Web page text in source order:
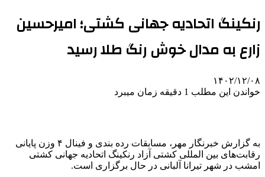
رنکینگ اتحادیه جهانی کشتی؛ امیرحسین
زارع به مدال خوش رنگ طلا رسید
۱۴۰۲/۱۲/۰۸
خواندن این مطلب 1 دقیقه زمان میبرد
به گزارش خبرنگار مهر، مسابقات رده بندی و فینال ۴ وزن پایانی
رقابت‌های بین المللی کشتی آزاد رنکینگ اتحادیه جهانی کشتی
امشب در شهر تیرانا آلبانی در حال برگزاری است.